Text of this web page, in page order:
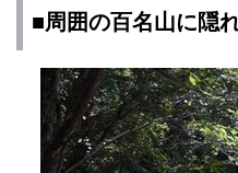
■周囲の百名山に隠